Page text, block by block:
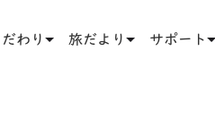
わり 旅だより サポート